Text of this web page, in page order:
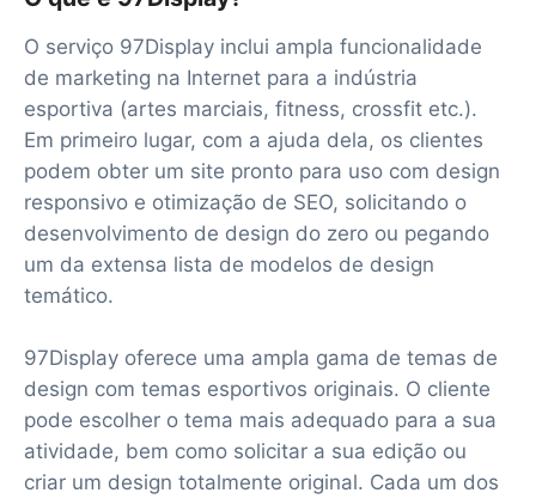
O serviço 97Display inclui ampla funcionalidade
de marketing na Internet para a indústria
esportiva (artes marciais, fitness, crossfit etc.).
Em primeiro lugar, com a ajuda dela, os clientes
podem obter um site pronto para uso com design
responsivo e otimização de SEO, solicitando o
desenvolvimento de design do zero ou pegando
um da extensa lista de modelos de design
temático.
97Display oferece uma ampla gama de temas de
design com temas esportivos originais. O cliente
pode escolher o tema mais adequado para a sua
atividade, bem como solicitar a sua edição ou
criar um design totalmente original. Cada um dos